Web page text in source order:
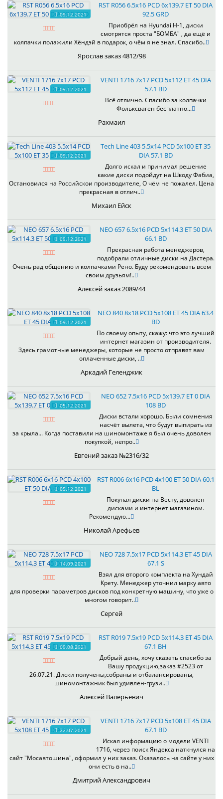
09.12.2021
RST R056 6.5x16 PCD 6x139.7 ET 50 DIA
92.5 GRD
Приобрёл на Hyundai H-1, диски
смотрятся проста "БОМБА" , да ещё и
колпачки полажили Хёндэй в подарок, о чём я не знал. Спасибо..
Ярослав заказ 4812/98
09.12.2021
VENTI 1716 7x17 PCD 5x112 ET 45 DIA
57.1 BD
Всё отлично. Спасибо за колпачки
Фольксваген бесплатно...
Рахмаил
09.12.2021
Tech Line 403 5.5x14 PCD 5x100 ET 35
DIA 57.1 BD
Долго искал и принимал решение
какие диски подойдут на Шкоду Фабиа,
Остановился на Российскои производителе, О чём не пожалел. Цена
прекрасная в отлич..
Михаил Ейск
09.12.2021
NEO 657 6.5x16 PCD 5x114.3 ET 50 DIA
66.1 BD
Прекрасная работа менеджеров,
подобрали отличные диски на Дастера.
Очень рад общению и колпачками Рено. Буду рекомендовать всем
своим друзьям!..
Алексей заказ 2089/44
09.12.2021
NEO 840 8x18 PCD 5x108 ET 45 DIA 63.4
BD
По своему опыту, скажу: что это лучший
интернет магазин от производителя.
Здесь грамотные менеджеры, которые не просто отправят вам
оплаченные диски, ..
Аркадий Геленджик
05.12.2021
NEO 652 7.5x16 PCD 5x139.7 ET 0 DIA
108 BD
Диски встали хорошо. Были сомнения
насчёт вылета, что будут выпирать из
за крыла... Когда поставили на шиномонтаже я был очень доволен
покупкой, непро..
Евгений заказ №2316/32
05.12.2021
RST R006 6x16 PCD 4x100 ET 50 DIA 60.1
BL
Покупал диски на Весту, доволен
дисками и интернет магазином.
Рекомендую...
Николай Арефьев
14.09.2021
NEO 728 7.5x17 PCD 5x114.3 ET 45 DIA
67.1 S
Взял для второго комплекта на Хундай
Крету. Менеджер уточнил марку авто
для проверки параметров дисков под конкретную машину, что уже о
многом говорит..
Сергей
09.08.2021
RST R019 7.5x19 PCD 5x114.3 ET 45 DIA
67.1 BH
Добрый день, хочу сказать спасибо за
Вашу продукцию,заказ #2523 от
26.07.21. Диски получены,собраны и отбалансированы,
шиномонтажник был удивлен-грузи..
Алексей Валерьевич
22.07.2021
VENTI 1716 7x17 PCD 5x108 ET 45 DIA
67.1 BD
Искал информацию о модели VENTI
1716, через поиск Яндекса наткнулся на
сайт "Мосавтошина", оформил у них заказ. Оказалось на сайте у них
они есть в на..
Дмитрий Александрович